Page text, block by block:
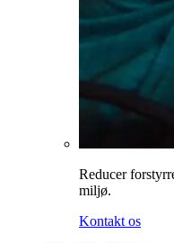
Reducer
miljø.
Kontakt os